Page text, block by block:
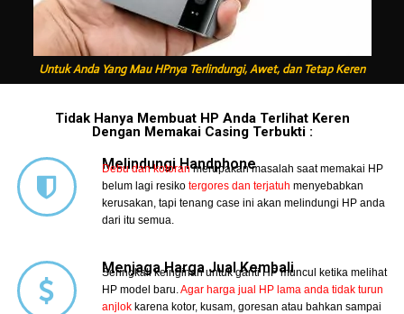
Untuk Anda Yang Mau HPnya Terlindungi, Awet, dan Tetap Keren
Tidak Hanya Membuat HP Anda Terlihat Keren
Dengan Memakai Casing Terbukti :
Melindungi Handphone
Debu dan kotoran merupakan masalah saat memakai HP
belum lagi resiko tergores dan terjatuh menyebabkan
kerusakan, tapi tenang case ini akan melindungi HP anda
dari itu semua.
Menjaga Harga Jual Kembali
Seringkali keinginan untuk ganti HP muncul ketika melihat
HP model baru.Agar harga jual HP lama anda tidak turun
anjlok karena kotor, kusam, goresan atau bahkan sampai